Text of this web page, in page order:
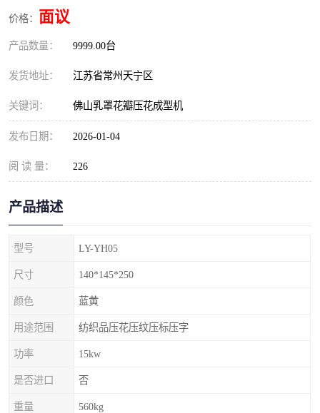
价格： 面议
产品数量： 9999.00台
发货地址： 江苏省常州天宁区
关键词： 佛山乳罩花瓣压花成型机
发布日期： 2026-01-04
阅 读 量： 226
产品描述
型号 LY-YH05
尺寸 140*145*250
颜色 蓝黄
用途范围 纺织品压花压纹压标压字
功率 15kw
是否进口 否
重量 560kg